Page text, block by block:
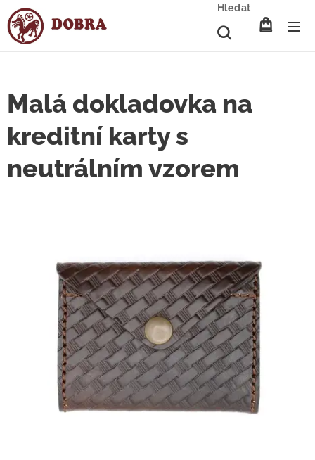
Hledat
Malá dokladovka na
kreditní karty s
neutrálním vzorem